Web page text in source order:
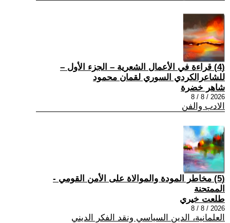
(4) قراءة في الأعمال الشعرية – الجزء الأول –
للشاعرالكردي السوري لقمان محمود
شاهر خضرة
2026 / 8 / 8
الادب والفن
(5) مخاطر المودة والموالاة على الأمن القومي -
الممتحنة
طلعت خيري
2026 / 8 / 8
العلمانية، الدين السياسي ونقد الفكر الديني